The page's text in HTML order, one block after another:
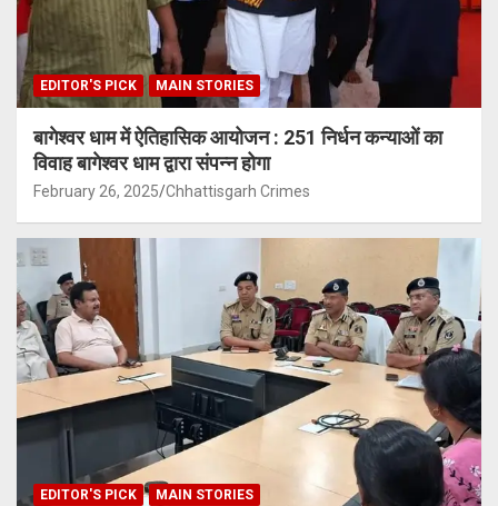
EDITOR'S PICK MAIN STORIES
बागेश्वर धाम में ऐतिहासिक आयोजन : 251 निर्धन कन्याओं का
विवाह बागेश्वर धाम द्वारा संपन्न होगा
February 26, 2025 Chhattisgarh Crimes
EDITOR'S PICK MAIN STORIES